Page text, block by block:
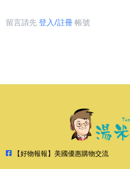
留言請先登入/註冊帳號
【好物報報】美國優惠購物交流